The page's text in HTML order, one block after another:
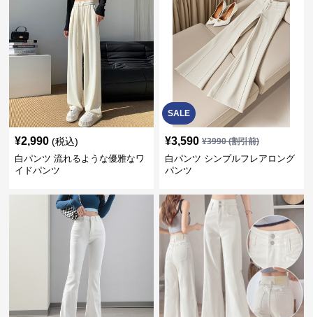
¥2,990 (税込)
白パンツ 流れるような優雅なワ
イドパンツ
SALE
¥3,590 ¥3990(割引前)
白パンツ シンプルフレアロング
パンツ